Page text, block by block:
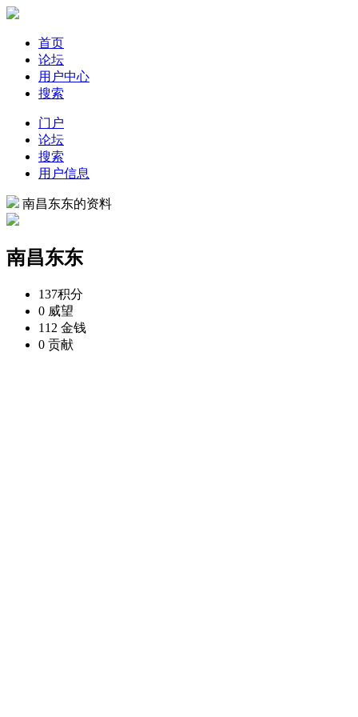
首页
论坛
用户中心
搜索
门户
论坛
搜索
用户信息
南昌东东的资料
南昌东东
137积分
0 威望
112 金钱
0 贡献